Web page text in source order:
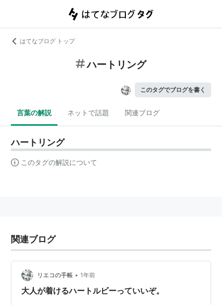
はてなブログ トップ
ハートリング
このタグでブログを書く
言葉の解説 ネットで話題 関連ブログ
ハートリング
このタグの解説について
関連ブログ
リエコの手帳 • 1年前
大人が着けるハートルビーっていいぞ。